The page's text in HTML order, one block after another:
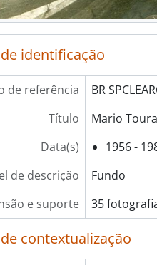
identificação
de referência
BR
Título
Mario
Data(s)
1956 -
de descrição
Fundo
e suporte
35
contextualização